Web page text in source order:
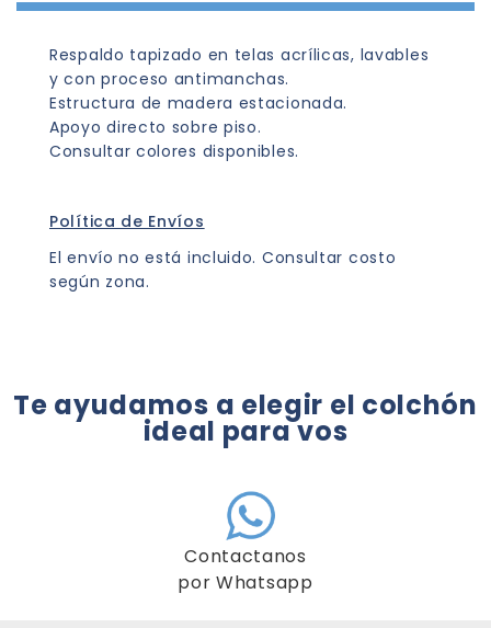
Respaldo tapizado en telas acrílicas, lavables
y con proceso antimanchas.
Estructura de madera estacionada.
Apoyo directo sobre piso.
Consultar colores disponibles.
Política de Envíos
El envío no está incluido. Consultar costo
según zona.
Te ayudamos a elegir el colchón
ideal para vos
Contactanos
por Whatsapp